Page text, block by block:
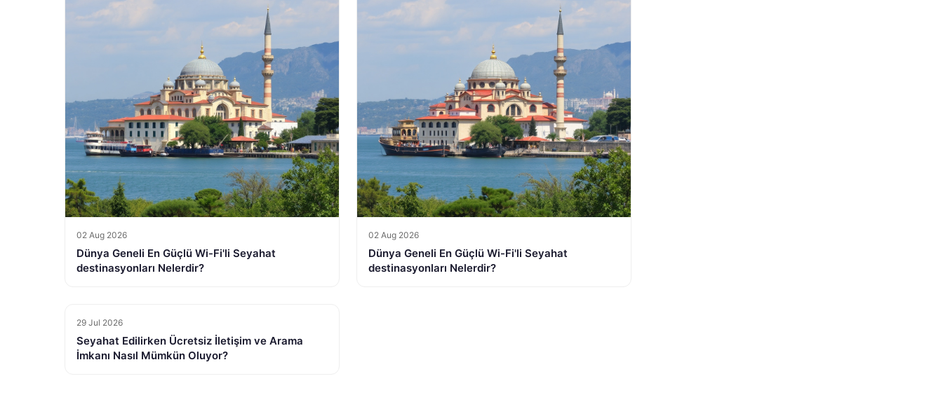
02 Aug 2026
Dünya Geneli En Güçlü Wi-Fi'li Seyahat
destinasyonları Nelerdir?
02 Aug 2026
Dünya Geneli En Güçlü Wi-Fi'li Seyahat
destinasyonları Nelerdir?
29 Jul 2026
Seyahat Edilirken Ücretsiz İletişim ve Arama
İmkanı Nasıl Mümkün Oluyor?